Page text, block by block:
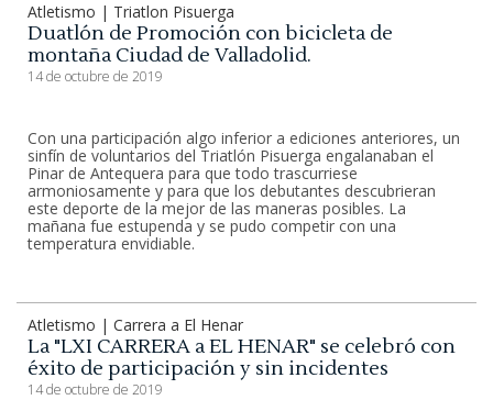
Atletismo | Triatlon Pisuerga
Duatlón de Promoción con bicicleta de
montaña Ciudad de Valladolid.
14 de octubre de 2019
Con una participación algo inferior a ediciones anteriores, un
sinfín de voluntarios del Triatlón Pisuerga engalanaban el
Pinar de Antequera para que todo trascurriese
armoniosamente y para que los debutantes descubrieran
este deporte de la mejor de las maneras posibles. La
mañana fue estupenda y se pudo competir con una
temperatura envidiable.
Atletismo | Carrera a El Henar
La "LXI CARRERA a EL HENAR" se celebró con
éxito de participación y sin incidentes
14 de octubre de 2019